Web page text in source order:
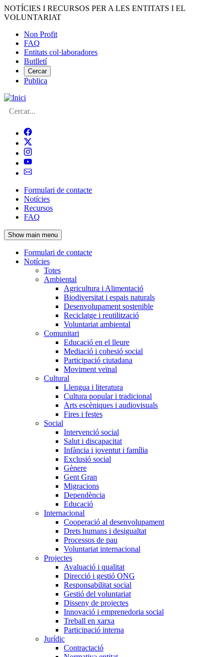
Vés
al
NOTÍCIES I RECURSOS PER A LES ENTITATS I EL
VOLUNTARIAT
Menú
del
compte
d'usuari
Non Profit
FAQ
Entitats col·laboradores
Butlletí
Cercar
Publica
Cerca
Navegació
principal
de
l'encapçalament
Formulari de contacte
Notícies
Recursos
FAQ
Show main menu
Navegació
principal
Formulari de contacte
Notícies
Totes
Ambiental
Agricultura i Alimentació
Biodiversitat i espais naturals
Desenvolupament sostenible
Reciclatge i reutilització
Voluntariat ambiental
Comunitari
Educació en el lleure
Mediació i cohesió social
Participació ciutadana
Moviment veïnal
Cultural
Llengua i literatura
Cultura popular i tradicional
Arts escèniques i audiovisuals
Fires i festes
Social
Intervenció social
Salut i discapacitat
Infància i joventut i família
Exclusió social
Gènere
Gent Gran
Migracions
Dependència
Educació
Internacional
Cooperació al desenvolupament
Drets humans i desigualtat
Processos de pau
Voluntariat internacional
Projectes
Avaluació i qualitat
Direcció i gestió ONG
Responsabilitat social
Gestió del voluntariat
Disseny de projectes
Innovació i emprenedoria social
Treball en xarxa
Participació interna
Jurídic
Contractació